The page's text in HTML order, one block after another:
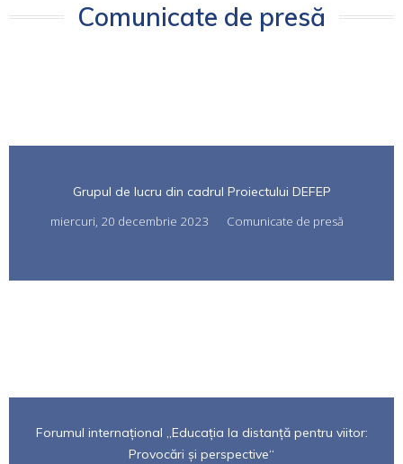
Comunicate de presă
Grupul de lucru din cadrul Proiectului DEFEP
miercuri, 20 decembrie 2023
Comunicate de presă
Forumul internațional „Educația la distanță pentru viitor:
Provocări și perspective“